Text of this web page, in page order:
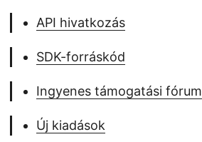
API hivatkozás
SDK-forráskód
Ingyenes támogatási fórum
Új kiadások